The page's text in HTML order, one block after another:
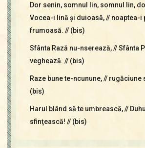
Dor senin, somnul lin, somnul lin,
Vocea-i lină şi duioasă, // noaptea-i
frumoasă. // (bis)
Sfânta Rază nu-nserează, // Sfânta
veghează. // (bis)
Raze bune te-ncunune, // rugăciune
(bis)
Harul blând să te umbrească, //
sfinţească! // (bis)